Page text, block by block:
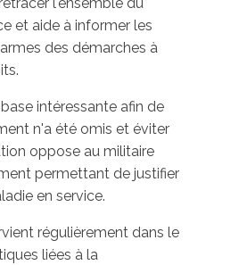
et aide à informer les
des démarches à
intéressante afin de
n'a été omis et éviter
oppose au militaire
permettant de justifier
en service.
régulièrement dans le
liées à la